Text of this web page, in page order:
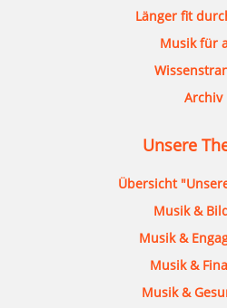
Länger fit
Musik für
Archiv
Unsere
Übersicht
Musik &
Musik &
Musik &
Musik &